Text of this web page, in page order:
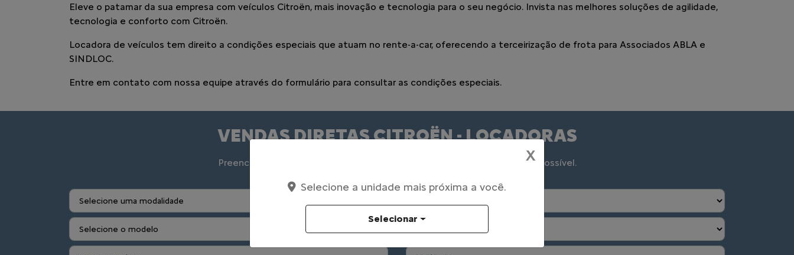
Eleve o patamar da sua empresa com veículos Citroën, mais inovação e tecnologia para o seu negócio. Invista nas melhores soluções de agilidade,
tecnologia e conforto com Citroën.
Locadora de veículos tem direito a condições especiais que atuam no rente-a-car, oferecendo a terceirização de frota para Associados ABLA e
SINDLOC.
Entre em contato com nossa equipe através do formulário para consultar as condições especiais.
VENDAS DIRETAS CITROËN - LOCADORAS
Preencha o formulário abaixo que entraremos em contato o mais rápido possível.
X
Selecione a unidade mais próxima a você.
Selecionar